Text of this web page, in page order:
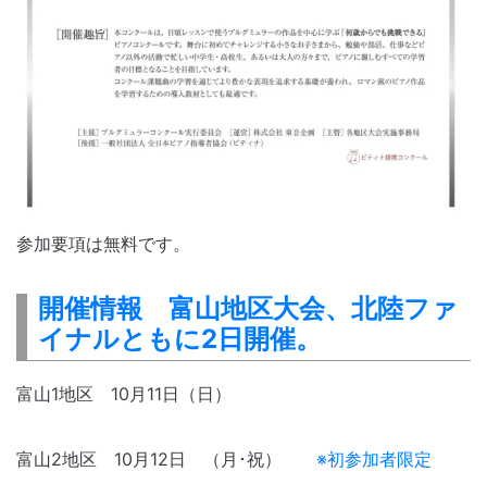
参加要項は無料です。
開催情報 富山地区大会、北陸ファ
イナルともに2日開催。
富山1地区 10月11日（日）
富山2地区 10月12日 （月･祝） ※初参加者限定